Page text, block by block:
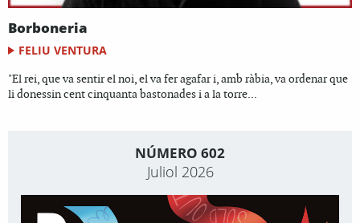
Borboneria
FELIU VENTURA
"El rei, que va sentir el noi, el va fer agafar i, amb ràbia, va ordenar que
li donessin cent cinquanta bastonades i a la torre...
NÚMERO 602
Juliol 2026